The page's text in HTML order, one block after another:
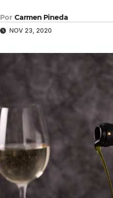
Por Carmen Pineda
NOV 23, 2020